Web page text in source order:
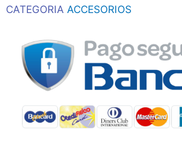
CATEGORIA ACCESORIOS